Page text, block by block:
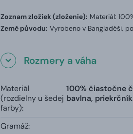
Zoznam zložiek (zloženie): Materiál:
Země původu: Vyrobeno v Bangladéši,
Rozmery a váha
Materiál
(rozdielny u šedej
farby):
100% čiastočne
bavlna,
Gramáž: